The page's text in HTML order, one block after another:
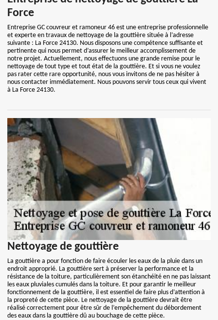
Force
Entreprise GC couvreur et ramoneur 46 est une entreprise professionnelle
et experte en travaux de nettoyage de la gouttière située à l’adresse
suivante : La Force 24130. Nous disposons une compétence suffisante et
pertinente qui nous permet d’assurer le meilleur accomplissement de
notre projet. Actuellement, nous effectuons une grande remise pour le
nettoyage de tout type et tout état de la gouttière. Et si vous ne voulez
pas rater cette rare opportunité, nous vous invitons de ne pas hésiter à
nous contacter immédiatement. Nous pouvons servir tous ceux qui vivent
à La Force 24130.
Nettoyage de gouttière
La gouttière a pour fonction de faire écouler les eaux de la pluie dans un
endroit approprié. La gouttière sert à préserver la performance et la
résistance de la toiture, particulièrement son étanchéité en ne pas laissant
les eaux pluviales cumulés dans la toiture. Et pour garantir le meilleur
fonctionnement de la gouttière, il est essentiel de faire plus d’attention à
la propreté de cette pièce. Le nettoyage de la gouttière devrait être
réalisé correctement pour être sûr de l’empêchement du débordement
des eaux dans la gouttière dû au bouchage de cette pièce.